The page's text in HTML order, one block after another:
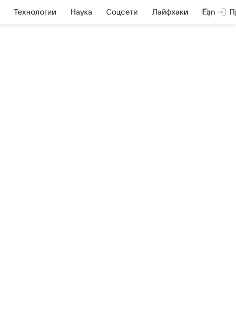
Технологии Наука Соцсети Лайфхаки Fun